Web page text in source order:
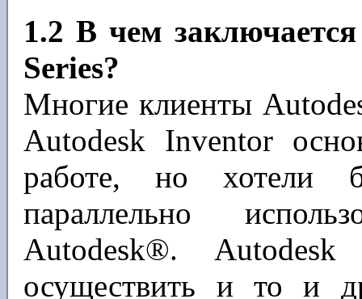
1.2 В чем
Series?
Многие клиенты
Autodesk Inventor
работе, но хотели
параллельно
Autodesk®. Autodesk
осуществить и то и